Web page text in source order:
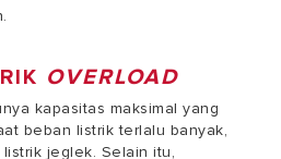
OVERLOAD
kapasitas maksimal yang
beban listrik terlalu banyak,
jeglek. Selain itu,